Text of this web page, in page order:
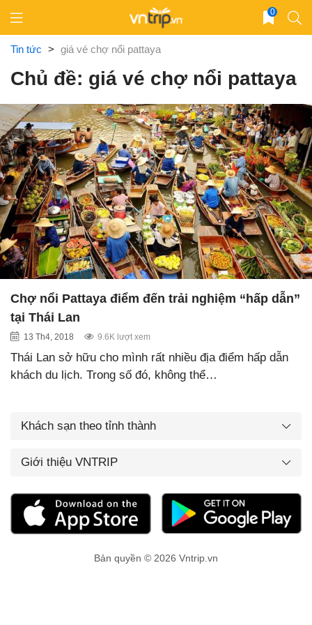
content
0
Tin tức > giá vé chợ nổi pattaya
Chủ đề: giá vé chợ nổi pattaya
Chợ nổi Pattaya điểm đến trải nghiệm “hấp dẫn”
tại Thái Lan
13 Th4, 2018 9.6K lượt xem
Thái Lan sở hữu cho mình rất nhiều địa điểm hấp dẫn
khách du lịch. Trong số đó, không thể…
Khách sạn theo tỉnh thành
Giới thiệu VNTRIP
Bản quyền © 2026 Vntrip.vn